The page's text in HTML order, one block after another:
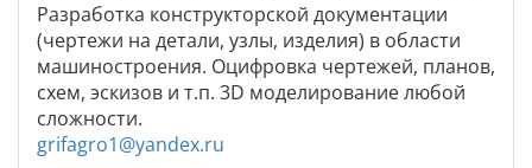
Разработка конструкторской документации
(чертежи на детали, узлы, изделия) в области
машиностроения. Оцифровка чертежей, планов,
схем, эскизов и т.п. 3D моделирование любой
сложности.
grifagro1@yandex.ru